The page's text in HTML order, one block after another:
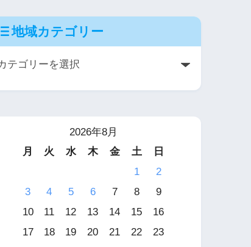
地域カテゴリー
2026年8月
月
火 水 木 金 土
日
1
2
3
4 5 6 7 8
9
10
11 12 13 14 15
16
17
18 19 20 21 22
23